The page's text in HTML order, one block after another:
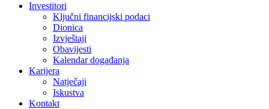
Investitori
Ključni financijski podaci
Dionica
Izvještaji
Obavijesti
Kalendar događanja
Karijera
Natječaji
Iskustva
Kontakt